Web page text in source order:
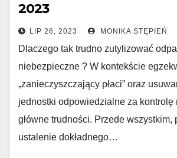
2023
LIP 26, 2023 MONIKA STĘPIEŃ
Dlaczego tak trudno zutylizować
niebezpieczne ? W kontekście
„zanieczyszczający płaci” oraz
jednostki odpowiedzialne za kontrolę
główne trudności. Przede wszystkim,
ustalenie dokładnego…